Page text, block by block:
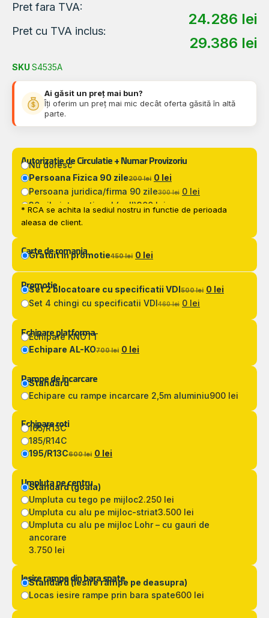
Pret fara TVA:
24.286 lei
Pret cu TVA inclus:
29.386 lei
SKU S4535A
Ai găsit un preț mai bun?
Îți oferim un preț mai mic decât oferta găsită în altă
parte.
Autorizatie de Circulatie + Numar Provizoriu
Nu doresc
Persoana Fizica 90 zile200 lei 0 lei
Persoana juridica/firma 90 zile300 lei 0 lei
30 zile international (zoll)300 lei
* RCA se achita la sediul nostru in functie de perioada
aleasa de client.
Carte de romania
Gratuit in promotie450 lei 0 lei
Promotie
Set 2 blocatoare cu specificatii VDI500 lei 0 lei
Set 4 chingi cu specificatii VDI460 lei 0 lei
Echipare platforma
Echipare KNOTT
Echipare AL-KO700 lei 0 lei
Rampe de incarcare
Standard
Echipare cu rampe incarcare 2,5m aluminiu900 lei
Echipare roti
165/R13C
185/R14C
195/R13C600 lei 0 lei
Umpluta pe centru
Standard (goala)
Umpluta cu tego pe mijloc2.250 lei
Umpluta cu alu pe mijloc-striat3.500 lei
Umpluta cu alu pe mijloc Lohr – cu gauri de
ancorare
3.750 lei
Iesire rampe din bara spate
Standard (iesire rampe pe deasupra)
Locas iesire rampe prin bara spate600 lei